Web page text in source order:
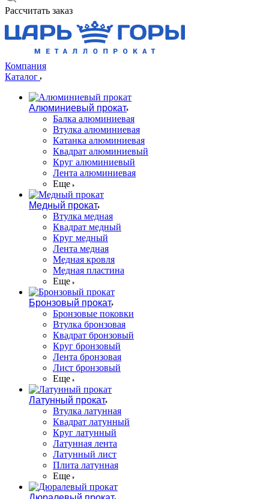
Рассчитать заказ
Компания
Каталог
Алюминиевый прокат
Балка алюминиевая
Втулка алюминиевая
Катанка алюминиевая
Квадрат алюминиевый
Круг алюминиевый
Лента алюминиевая
Еще
Медный прокат
Втулка медная
Квадрат медный
Круг медный
Лента медная
Медная кровля
Медная пластина
Еще
Бронзовый прокат
Бронзовые поковки
Втулка бронзовая
Квадрат бронзовый
Круг бронзовый
Лента бронзовая
Лист бронзовый
Еще
Латунный прокат
Втулка латунная
Квадрат латунный
Круг латунный
Латунная лента
Латунный лист
Плита латунная
Еще